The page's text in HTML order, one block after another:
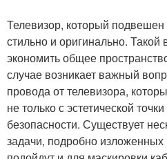
Телевизор, который подвешен
стильно и оригинально. Такой
экономить общее
случае возникает важный
провода от телевизора,
не только с эстетической
безопасности. Существует
задачи, подробно изложенных